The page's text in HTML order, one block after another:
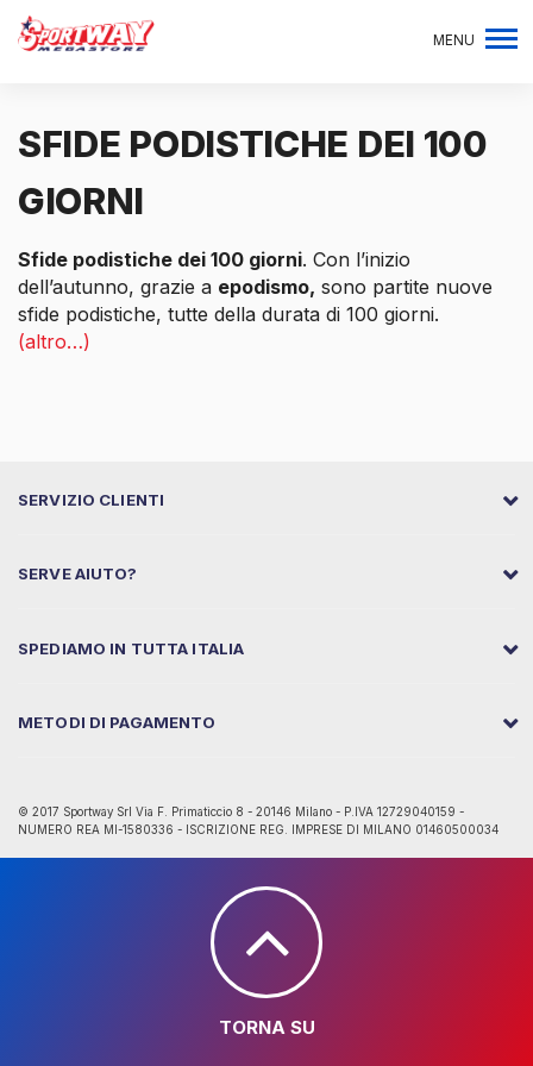
MENU
SFIDE PODISTICHE DEI 100
GIORNI
Sfide podistiche dei 100 giorni. Con l’inizio
dell’autunno, grazie a epodismo, sono partite nuove
sfide podistiche, tutte della durata di 100 giorni.
(altro…)
SERVIZIO CLIENTI
SERVE AIUTO?
SPEDIAMO IN TUTTA ITALIA
METODI DI PAGAMENTO
© 2017 Sportway Srl Via F. Primaticcio 8 - 20146 Milano - P.IVA 12729040159 -
NUMERO REA MI-1580336 - ISCRIZIONE REG. IMPRESE DI MILANO 01460500034
TORNA SU